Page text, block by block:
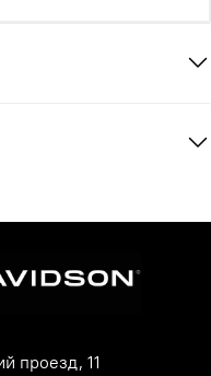
проезд, 11